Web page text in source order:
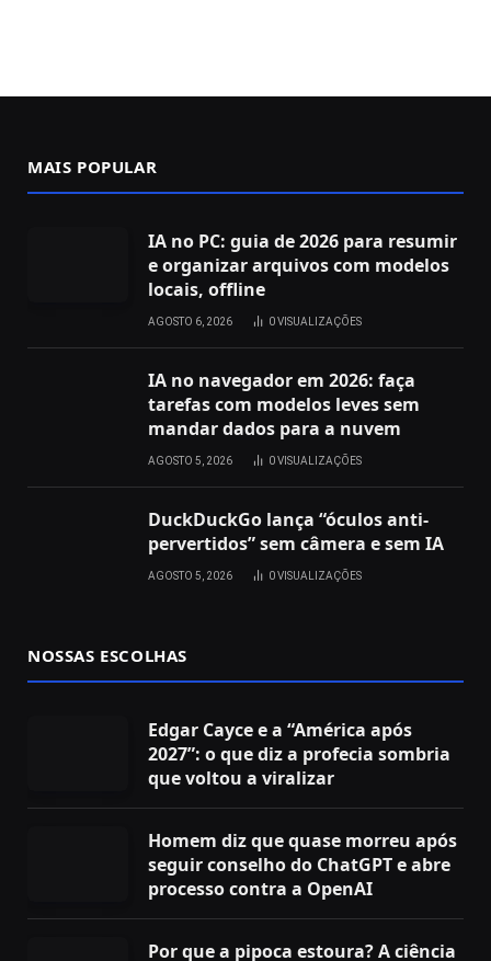
MAIS POPULAR
IA no PC: guia de 2026 para resumir
e organizar arquivos com modelos
locais, offline
AGOSTO 6, 2026 0VISUALIZAÇÕES
IA no navegador em 2026: faça
tarefas com modelos leves sem
mandar dados para a nuvem
AGOSTO 5, 2026 0VISUALIZAÇÕES
DuckDuckGo lança “óculos anti-
pervertidos” sem câmera e sem IA
AGOSTO 5, 2026 0VISUALIZAÇÕES
NOSSAS ESCOLHAS
Edgar Cayce e a “América após
2027”: o que diz a profecia sombria
que voltou a viralizar
Homem diz que quase morreu após
seguir conselho do ChatGPT e abre
processo contra a OpenAI
Por que a pipoca estoura? A ciência